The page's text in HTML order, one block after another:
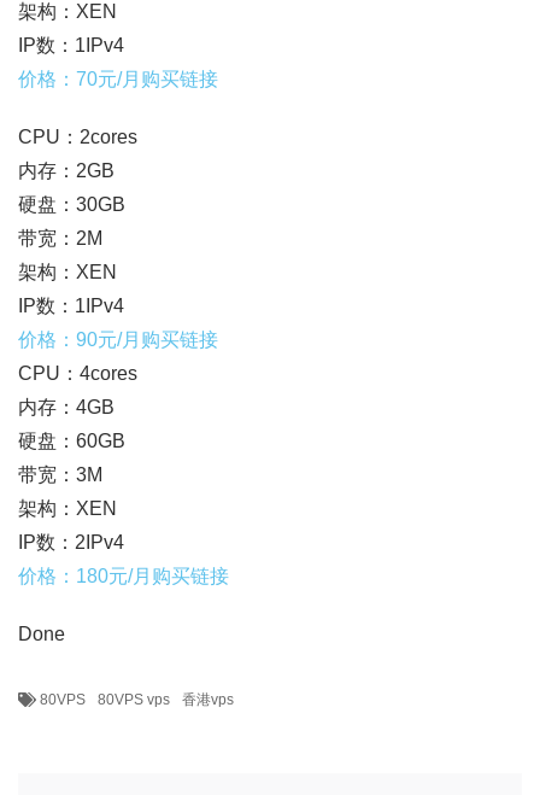
架构：XEN
IP数：1IPv4
价格：70元/月购买链接
CPU：2cores
内存：2GB
硬盘：30GB
带宽：2M
架构：XEN
IP数：1IPv4
价格：90元/月购买链接
CPU：4cores
内存：4GB
硬盘：60GB
带宽：3M
架构：XEN
IP数：2IPv4
价格：180元/月购买链接
Done
80VPS 80VPS vps 香港vps